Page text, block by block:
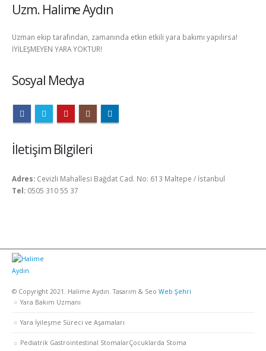
Uzm. Halime Aydın
Uzman ekip tarafından, zamanında etkin etkili yara bakımı yapılırsa!
İYİLEŞMEYEN YARA YOKTUR!
Sosyal Medya
İletişim Bilgileri
Adres: Cevizli Mahallesi Bağdat Cad. No: 613 Maltepe / İstanbul
Tel: 0505 310 55 37
© Copyright 2021. Halime Aydın. Tasarım & Seo Web Şehri
Yara Bakım Uzmanı
Yara İyileşme Süreci ve Aşamaları
Pediatrik Gastrointestinal StomalarÇocuklarda Stoma